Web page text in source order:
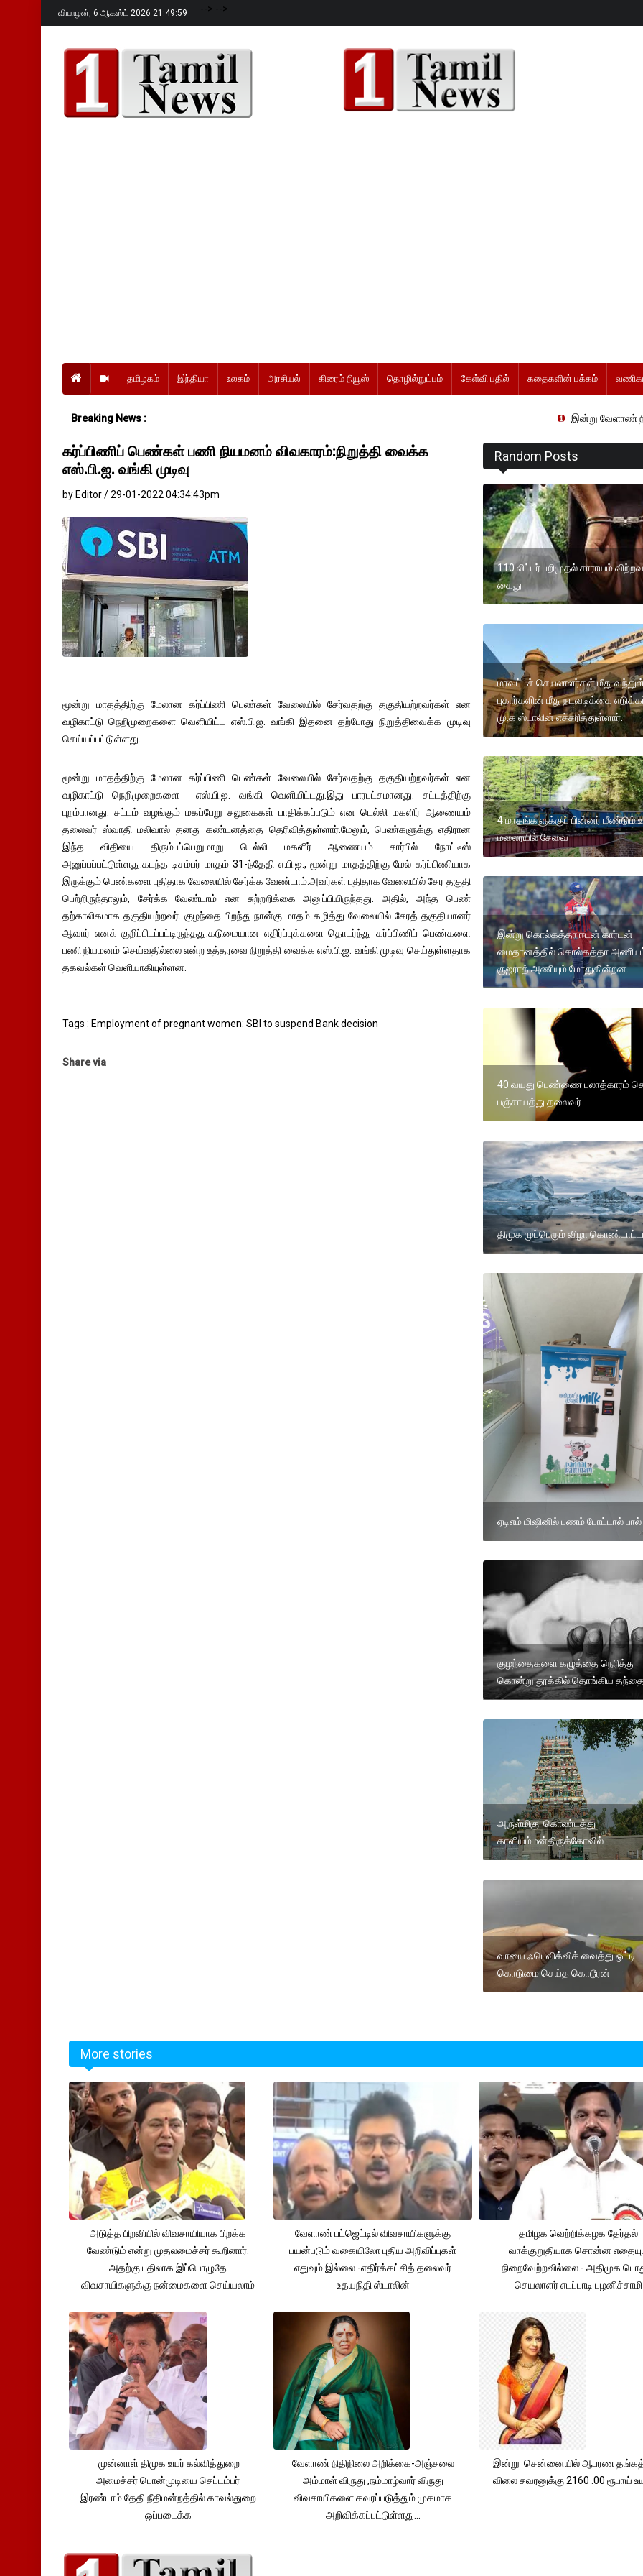
வியாழன், 6 ஆகஸ்ட் 2026 21:50:01 --> -->
தமிழகம் இந்தியா உலகம் அரசியல் கிரைம் நியூஸ் தொழில்நுட்பம் கேள்வி பதில் கதைகளின் பக்கம்
Breaking News : இன்று வேளாண் நிதிநிலை
கர்ப்பிணிப் பெண்கள் பணி நியமனம் விவகாரம்:நிறுத்தி வைக்க
எஸ்.பி.ஐ. வங்கி முடிவு
by Editor / 29-01-2022 04:34:43pm
மூன்று மாதத்திற்கு மேலான கர்ப்பிணி பெண்கள் வேலையில் சேர்வதற்கு தகுதியற்றவர்கள் என
வழிகாட்டு நெறிமுறைகளை வெளியிட்ட எஸ்.பி.ஐ. வங்கி இதனை தற்போது நிறுத்திவைக்க முடிவு
செய்யப்பட்டுள்ளது.
மூன்று மாதத்திற்கு மேலான கர்ப்பிணி பெண்கள் வேலையில் சேர்வதற்கு தகுதியற்றவர்கள் என
வழிகாட்டு நெறிமுறைகளை எஸ்.பி.ஐ. வங்கி வெளியிட்டது.இது பாரபட்சமானது. சட்டத்திற்கு
புறம்பானது. சட்டம் வழங்கும் மகப்பேறு சலுகைகள் பாதிக்கப்படும் என டெல்லி மகளிர் ஆணையம்
தலைவர் ஸ்வாதி மலிவால் தனது கண்டனத்தை தெரிவித்துள்ளார்.மேலும், பெண்களுக்கு எதிரான
இந்த விதியை திரும்பப்பெறுமாறு டெல்லி மகளிர் ஆணையம் சார்பில் நோட்டீஸ்
அனுப்பப்பட்டுள்ளது.கடந்த டிசம்பர் மாதம் 31-ந்தேதி எ.பி.ஐ., மூன்று மாதத்திற்கு மேல் கர்ப்பிணியாக
இருக்கும் பெண்களை புதிதாக வேலையில் சேர்க்க வேண்டாம்.அவர்கள் புதிதாக வேலையில் சேர தகுதி
பெற்றிருந்தாலும், சேர்க்க வேண்டாம் என சுற்றறிக்கை அனுப்பியிருந்தது. அதில், அந்த பெண்
தற்காலிகமாக தகுதியற்றவர். குழந்தை பிறந்து நான்கு மாதம் கழித்து வேலையில் சேரத் தகுதியானர்
ஆவார் எனக் குறிப்பிடப்பட்டிருந்தது.கடுமையான எதிர்ப்புக்களை தொடர்ந்து கர்ப்பிணிப் பெண்களை
பணி நியமனம் செய்வதில்லை என்ற உத்தரவை நிறுத்தி வைக்க எஸ்.பி.ஐ. வங்கி முடிவு செய்துள்ளதாக
தகவல்கள் வெளியாகியுள்ளன.
Tags : Employment of pregnant women: SBI to suspend Bank decision
Share via
Random Posts
110 லிட்டர் பறிமுதல் சாராயம்
கைது
மாவட்டச் செயலாளர்கள் மீது
புகார்களின் மீது நடவடிக்கை
மு.க ஸ்டாலின் எச்சரித்துள்ளார்.
4 மாதங்களுக்குப் பின்னர் மீண்டும்
மலைரயில் சேவை
இன்று கொல்கத்தா ஈடன் கார்டன்
மைதானத்தில் கொல்கத்தா
குஜராத் அணியும் மோதுகின்றன.
40 வயது பெண்ணை பலாத்காரம்
பஞ்சாயத்து தலைவர்
திமுக முப்பெரும் விழா
ஏடிஎம் மிஷினில் பணம் போட்டால் பால்
குழந்தைகளை கழுத்தை நெரித்து
கொன்று தூக்கில் தொங்கிய
அருள்மிகு கொண்டத்து
காளியம்மன்திருக்கோவில்
வாயை ஃபெவிக்விக் வைத்து ஒட்டி
கொடுமை செய்த கொடூரன்
More stories
அடுத்த பிறவியில் விவசாயியாக பிறக்க
வேண்டும் என்று முதலமைச்சர் கூறினார்.
அதற்கு பதிலாக இப்பொழுதே
விவசாயிகளுக்கு நன்மைகளை செய்யலாம்
வேளாண் பட்ஜெட்டில் விவசாயிகளுக்கு
பயன்படும் வகையிலோ புதிய அறிவிப்புகள்
எதுவும் இல்லை -எதிர்க்கட்சித் தலைவர்
உதயநிதி ஸ்டாலின்
தமிழக வெற்றிக்கழக தேர்தல்
வாக்குறுதியாக சொன்ன
நிறைவேற்றவில்லை.- அதிமுக
செயலாளர் எடப்பாடி பழனிச்சாமி
முன்னாள் திமுக உயர் கல்வித்துறை
அமைச்சர் பொன்முடியை செப்டம்பர்
இரண்டாம் தேதி நீதிமன்றத்தில் காவல்துறை
ஒப்படைக்க
வேளாண் நிதிநிலை அறிக்கை-அஞ்சலை
அம்மாள் விருது ,நம்மாழ்வார் விருது
விவசாயிகளை கவரப்படுத்தும் முகமாக
அறிவிக்கப்பட்டுள்ளது...
இன்று சென்னையில் ஆபரண
விலை சவரனுக்கு 2160 .00 ரூபாய்